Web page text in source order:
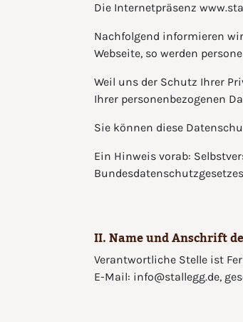
Die Internetpräsenz
Nachfolgend informieren
Webseite, so werden
Weil uns der Schutz Ihrer
Ihrer personenbezogenen
Sie können diese
Ein Hinweis vorab:
II. Name und Anschrift
Verantwortliche Stelle ist
E-Mail: info@stallegg.de,